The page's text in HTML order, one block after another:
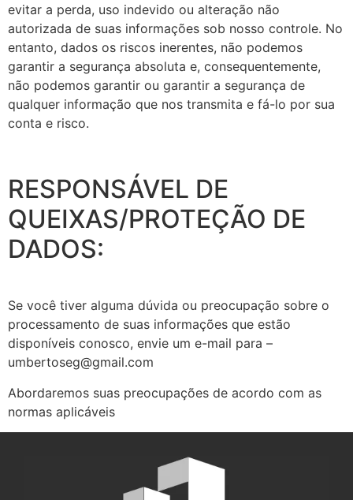
evitar a perda, uso indevido ou alteração não
autorizada de suas informações sob nosso controle. No
entanto, dados os riscos inerentes, não podemos
garantir a segurança absoluta e, consequentemente,
não podemos garantir ou garantir a segurança de
qualquer informação que nos transmita e fá-lo por sua
conta e risco.
RESPONSÁVEL DE
QUEIXAS/PROTEÇÃO DE
DADOS:
Se você tiver alguma dúvida ou preocupação sobre o
processamento de suas informações que estão
disponíveis conosco, envie um e-mail para –
umbertoseg@gmail.com
Abordaremos suas preocupações de acordo com as
normas aplicáveis